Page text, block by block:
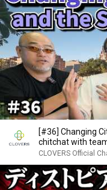
[#36] Changing
chitchat with team
CLOVERS Official